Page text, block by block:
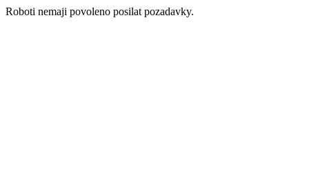
Roboti nemaji povoleno posilat pozadavky.